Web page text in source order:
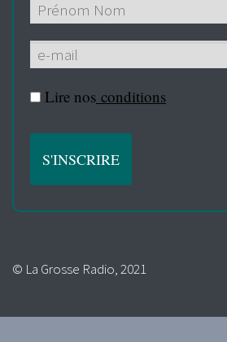
Lire nos conditions
© La Grosse Radio, 2021